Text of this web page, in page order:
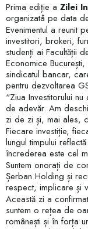
Prima ediție a Zilei
organizatå pe data
Evenimentul a reunit
investitori, brokeri,
studenți ai Facultății
Economice
sindicatul bancar,
pentru dezvoltarea
“Ziua Investitorului
de adevăr. Am
zi de zi și, mai ales,
Fiecare investiție,
lungul timpului
încrederea este cel
Suntem onorați de
Șerban Holding și
respect, implicare și
Această zi a
suntem o rețea de
românești și în forța